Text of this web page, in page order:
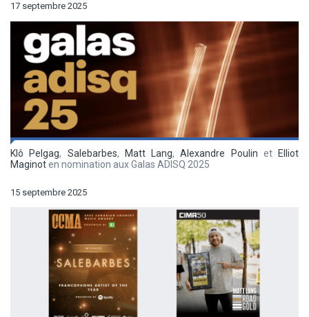
17 septembre 2025
Klô Pelgag, Salebarbes, Matt Lang,Alexandre Poulin et
Elliot
Maginoten nomination aux Galas ADISQ 2025
15 septembre 2025